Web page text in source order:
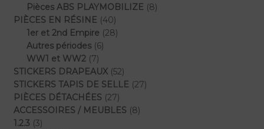
produits
Pièces ABS PLAYMOBILIZE 88
PIÈCES EN RÉSINE 4040
produits
1er et 2nd Empire 2828
Autres périodes 66
WW1 et WW2 77
produits
STICKERS DRAPEAUX 5252
produits
STICKERS TAPIS DE SELLE 2727
PIÈCES DÉTACHÉES 2727
produits
ACCESSOIRES / MEUBLES 88
1.2.3 33